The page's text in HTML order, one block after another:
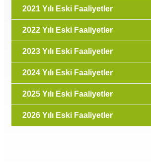
2021 Yılı Eski Faaliyetler
2022 Yılı Eski Faaliyetler
2023 Yılı Eski Faaliyetler
2024 Yılı Eski Faaliyetler
2025 Yılı Eski Faaliyetler
2026 Yılı Eski Faaliyetler